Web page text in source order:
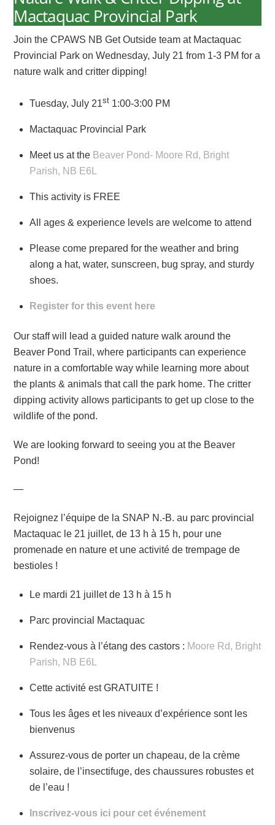
Mactaquac Provincial Park
Join the CPAWS NB Get Outside team at Mactaquac
Provincial Park on Wednesday, July 21 from 1-3 PM for a
nature walk and critter dipping!
Tuesday, July 21st 1:00-3:00 PM
Mactaquac Provincial Park
Meet us at the Beaver Pond- Moore Rd, Bright
Parish, NB E6L
This activity is FREE
All ages & experience levels are welcome to attend
Please come prepared for the weather and bring
along a hat, water, sunscreen, bug spray, and sturdy
shoes.
Register for this event here
Our staff will lead a guided nature walk around the
Beaver Pond Trail, where participants can experience
nature in a comfortable way while learning more about
the plants & animals that call the park home. The critter
dipping activity allows participants to get up close to the
wildlife of the pond.
We are looking forward to seeing you at the Beaver
Pond!
—
Rejoignez l’équipe de la SNAP N.-B. au parc provincial
Mactaquac le 21 juillet, de 13 h à 15 h, pour une
promenade en nature et une activité de trempage de
bestioles !
Le mardi 21 juillet de 13 h à 15 h
Parc provincial Mactaquac
Rendez-vous à l’étang des castors : Moore Rd, Bright
Parish, NB E6L
Cette activité est GRATUITE !
Tous les âges et les niveaux d’expérience sont les
bienvenus
Assurez-vous de porter un chapeau, de la crème
solaire, de l’insectifuge, des chaussures robustes et
de l’eau !
Inscrivez-vous ici pour cet événement